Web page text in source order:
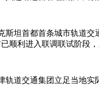
斯坦首都首条城市轨道
顺利进入联调联试阶段，
轨道交通集团立足当地